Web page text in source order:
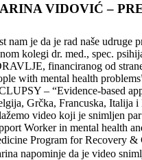
VIDOVIĆ –
nam je da je rad naše
kolegi dr. med., spec.
financiranog od
with mental health
– “Evidence-based
Grčka, Francuska, Italija i
video koji je snimljen
Worker in mental health
Program for Recovery &
napominje da je video